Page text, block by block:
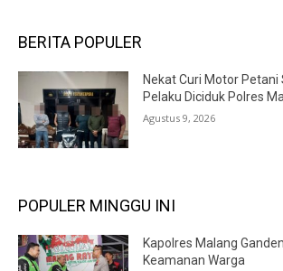
BERITA POPULER
Nekat Curi Motor Petani
Pelaku Diciduk Polres
Agustus 9, 2026
POPULER MINGGU INI
Kapolres Malang
Keamanan Warga